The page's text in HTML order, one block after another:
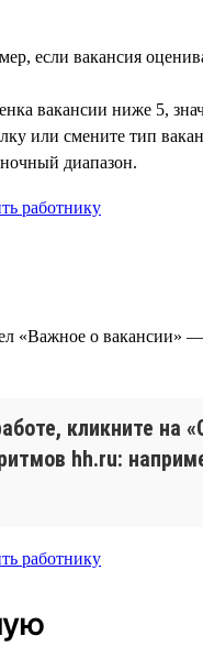
если вакансия
вакансии ниже 5,
или смените тип
диапазон.
«Важное о вакансии»
кликните на
hh.ru: